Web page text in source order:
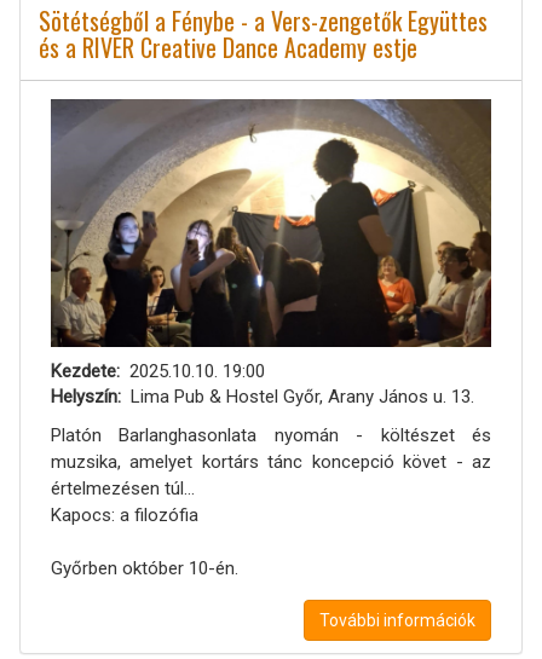
Sötétségből a Fénybe - a Vers-zengetők Együttes
és a RIVER Creative Dance Academy estje
Kezdete
2025.10.10. 19:00
Helyszín
Lima Pub & Hostel Győr, Arany János u. 13.
Platón Barlanghasonlata nyomán - költészet és
muzsika, amelyet kortárs tánc koncepció követ - az
értelmezésen túl…
Kapocs: a filozófia
Győrben október 10-én.
További információk